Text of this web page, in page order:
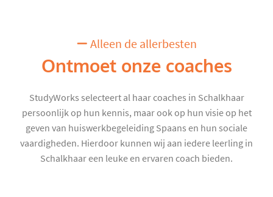
Alleen de allerbesten
Ontmoet onze coaches
StudyWorks selecteert al haar coaches in Schalkhaar
persoonlijk op hun kennis, maar ook op hun visie op het
geven van huiswerkbegeleiding Spaans en hun sociale
vaardigheden. Hierdoor kunnen wij aan iedere leerling in
Schalkhaar een leuke en ervaren coach bieden.